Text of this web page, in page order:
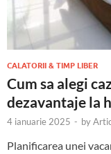
CALATORII & TIMP LIBER
Cum sa alegi
dezavantaje la
4 ianuarie 2025 - by
Planificarea unei